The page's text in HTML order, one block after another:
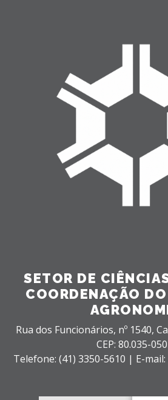
SETOR DE
COORDENAÇÃO
Rua dos Funcionários, nº 1540,
CEP: 80.035-
Telefone: (41) 3350-5610 | E-